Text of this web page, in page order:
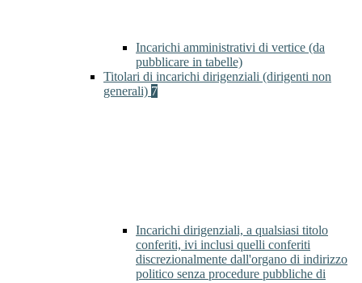
Incarichi amministrativi di vertice (da
pubblicare in tabelle)
Titolari di incarichi dirigenziali (dirigenti non
generali) 7
Incarichi dirigenziali, a qualsiasi titolo
conferiti, ivi inclusi quelli conferiti
discrezionalmente dall'organo di indirizzo
politico senza procedure pubbliche di